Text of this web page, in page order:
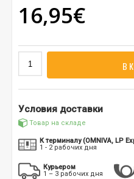
16,95€
В
Условия доставки
Товар на складе
К терминалу (OMNIVA, LP
1 - 2 рабочих дня
Курьером
1 – 3 рабочих дня